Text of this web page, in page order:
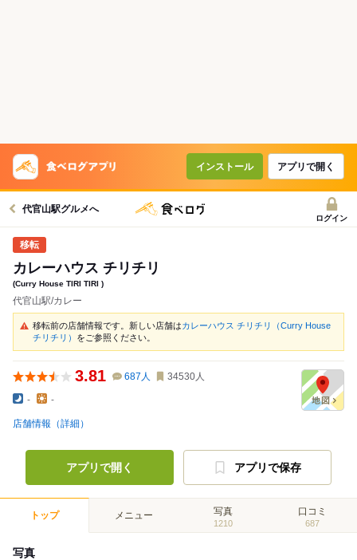
インストール アプリで開く
代官山駅グルメへ
ログイン
カレーハウス チリチリ
(Curry House TIRI TIRI )
代官山駅/カレー
移転前の店舗情報です。新しい店舗はカレーハウス チリチリ（Curry House
チリチリ） をご参照ください。
3.81 687 人 34530人
- -
店舗情報（詳細）
アプリで開く アプリで保存
トップ メニュー 写真
1210
口コミ
687
写真